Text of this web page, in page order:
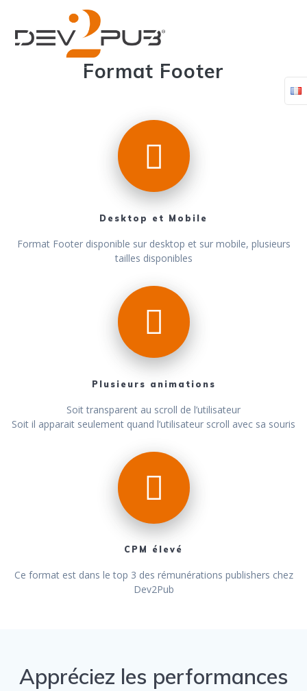
contenu
Format Footer
Desktop et Mobile
Format Footer disponible sur desktop et sur mobile, plusieurs
tailles disponibles
Plusieurs animations
Soit transparent au scroll de l’utilisateur
Soit il apparait seulement quand l’utilisateur scroll avec sa souris
CPM élevé
Ce format est dans le top 3 des rémunérations publishers chez
Dev2Pub
Appréciez les performances